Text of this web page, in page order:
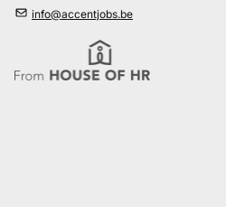
info@accentjobs.be